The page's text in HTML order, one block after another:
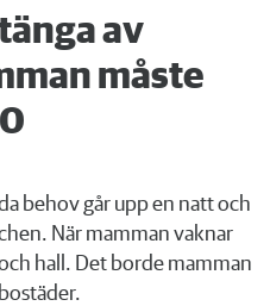
av
måste
behov går upp en natt och
När mamman vaknar
hall. Det borde mamman